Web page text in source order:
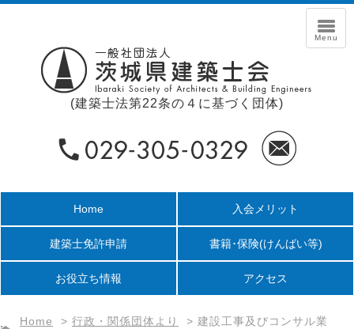
(建築士法第22条の４に基づく団体)
Home 入会メリット
建築士免許申請 書籍･保険(けんばい等)
お役立ち情報 アクセス
Home > 行政・関係団体より > 建設工事及びコンサル業